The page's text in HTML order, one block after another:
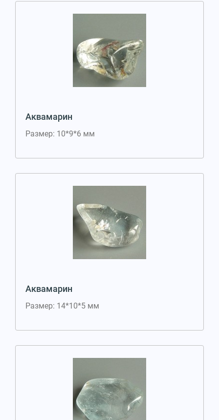
Аквамарин
Размер: 10*9*6 мм
Аквамарин
Размер: 14*10*5 мм